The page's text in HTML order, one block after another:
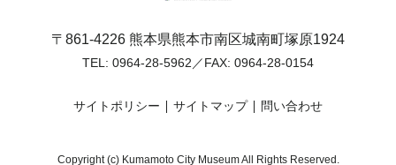
〒861-4226 熊本県熊本市南区城南町塚原1924
TEL: 0964-28-5962 ／FAX: 0964-28-0154
サイトポリシー サイトマップ 問い合わせ
Copyright (c) Kumamoto City Museum All Rights Reserved.